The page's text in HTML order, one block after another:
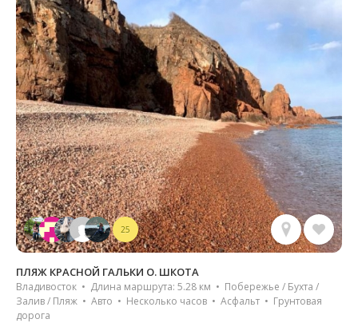
25
ПЛЯЖ КРАСНОЙ ГАЛЬКИ О. ШКОТА
Владивосток • Длина маршрута: 5.28 км • Побережье / Бухта /
Залив / Пляж • Авто • Несколько часов • Асфальт • Грунтовая
дорога